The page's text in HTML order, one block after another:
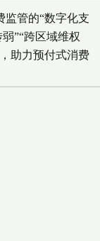
管的“数字化支
”“跨区域维权
助力预付式消费